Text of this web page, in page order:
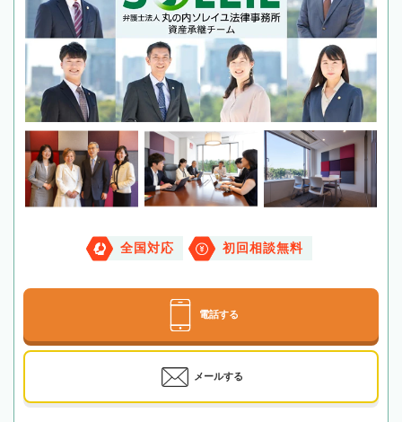
全国対応 初回相談無料
電話する
メールする